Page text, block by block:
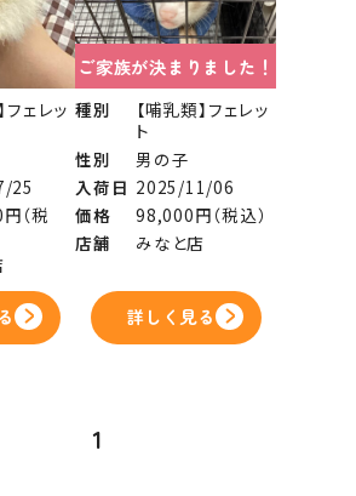
フェレッ
25
（税
ご家族が決まりました！
種別
【哺乳類】フェレッ
ト
性別
男の子
入荷日 2025/11/06
価格
98,000円（税込）
店舗
みなと店
詳しく見る
1